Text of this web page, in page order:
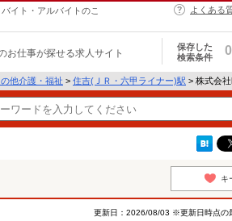
イト・アルバイトのこ
よくある
お仕事が探せる求人サイト
保存した
検索条件
0
他介護・福祉 > 住吉(ＪＲ・六甲ライナー)駅 > 株式会
キ
更新日：2026/08/03 ※更新日時点の